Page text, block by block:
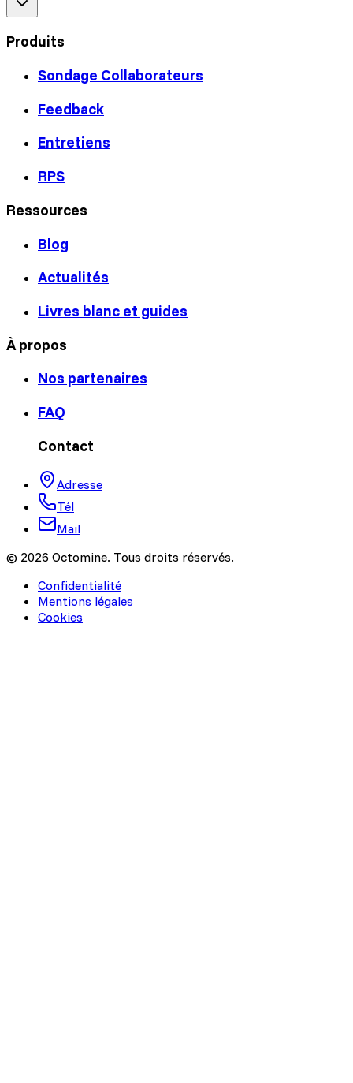
Produits
Sondage Collaborateurs
Feedback
Entretiens
RPS
Ressources
Blog
Actualités
Livres blanc et guides
À propos
Nos partenaires
FAQ
Contact
Adresse
Tél
Mail
© 2026 Octomine. Tous droits réservés.
Confidentialité
Mentions légales
Cookies